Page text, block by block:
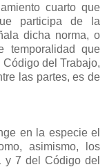
cuarto que
participa de la
dicha norma, o
temporalidad que
del Trabajo,
las partes, es de
en la especie el
asimismo, los
y 7 del Código del